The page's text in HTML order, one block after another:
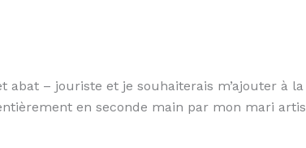
abat – jouriste et je souhaiterais m’ajouter à
en seconde main par mon mari